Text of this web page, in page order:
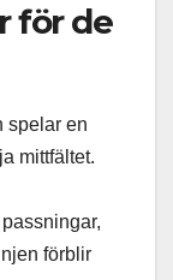
för de
spelar en
mittfältet.
förblir